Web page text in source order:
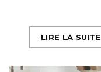
LIRE LA SUITE